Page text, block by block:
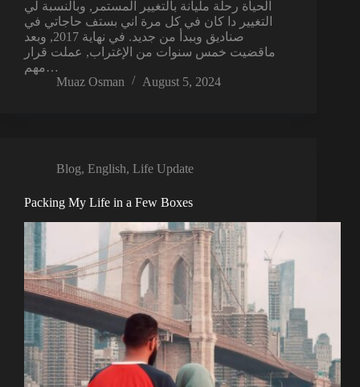
الحياة رحلة مليانة بالتغيير المستمر, وبالنسبة لي
التغيير دا كان في كل مرة اني بستف حاجاتي في
صناديق وببدأ من جديد. في نهاية 2017, وبعد
ماقضيت خمس سنوات من الإغتراب, عملت قرار
مهم…
Muaz Osman
August 5, 2024
Blog, English, Life Update
Packing My Life in a Few Boxes